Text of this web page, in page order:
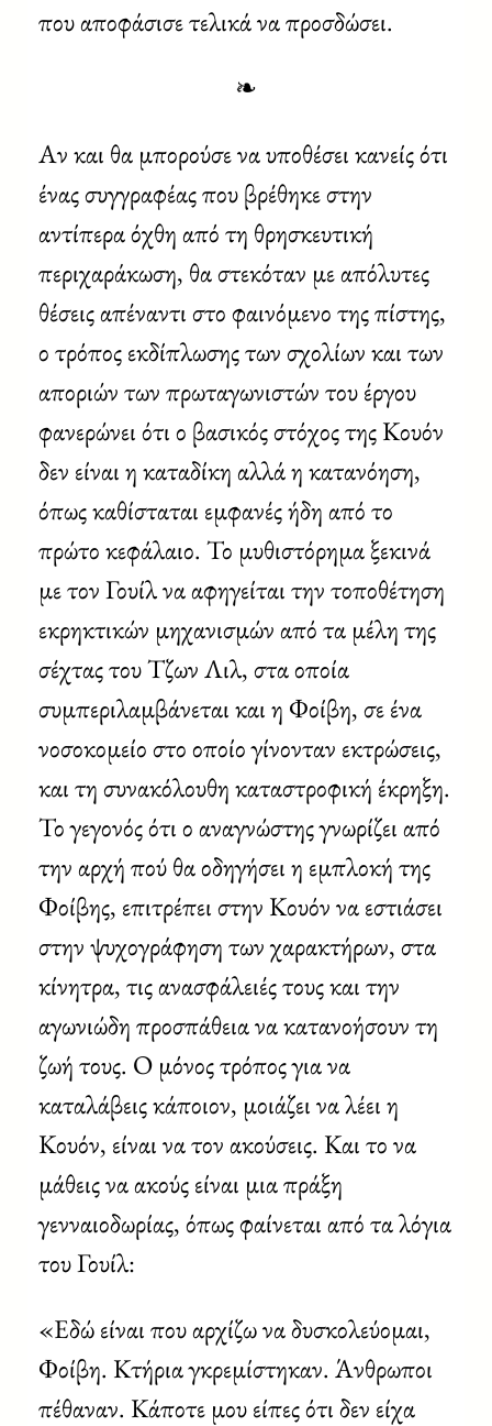
που αποφάσισε τελικά να προσδώσει.
❧
Αν και θα μπορούσε να υποθέσει κανείς ότι
ένας συγγραφέας που βρέθηκε στην
αντίπερα όχθη από τη θρησκευτική
περιχαράκωση, θα στεκόταν με απόλυτες
θέσεις απέναντι στο φαινόμενο της πίστης,
ο τρόπος εκδίπλωσης των σχολίων και των
αποριών των πρωταγωνιστών του έργου
φανερώνει ότι ο βασικός στόχος της Κουόν
δεν είναι η καταδίκη αλλά η κατανόηση,
όπως καθίσταται εμφανές ήδη από το
πρώτο κεφάλαιο. Το μυθιστόρημα ξεκινά
με τον Γουίλ να αφηγείται την τοποθέτηση
εκρηκτικών μηχανισμών από τα μέλη της
σέχτας του Τζων Λιλ, στα οποία
συμπεριλαμβάνεται και η Φοίβη, σε ένα
νοσοκομείο στο οποίο γίνονταν εκτρώσεις,
και τη συνακόλουθη καταστροφική έκρηξη.
Το γεγονός ότι ο αναγνώστης γνωρίζει από
την αρχή πού θα οδηγήσει η εμπλοκή της
Φοίβης, επιτρέπει στην Κουόν να εστιάσει
στην ψυχογράφηση των χαρακτήρων, στα
κίνητρα, τις ανασφάλειές τους και την
αγωνιώδη προσπάθεια να κατανοήσουν τη
ζωή τους. O μόνος τρόπος για να
καταλάβεις κάποιον, μοιάζει να λέει η
Κουόν, είναι να τον ακούσεις. Και το να
μάθεις να ακούς είναι μια πράξη
γενναιοδωρίας, όπως φαίνεται από τα λόγια
του Γουίλ:
«Εδώ είναι που αρχίζω να δυσκολεύομαι,
Φοίβη. Κτήρια γκρεμίστηκαν. Άνθρωποι
πέθαναν. Κάποτε μου είπες ότι δεν είχα